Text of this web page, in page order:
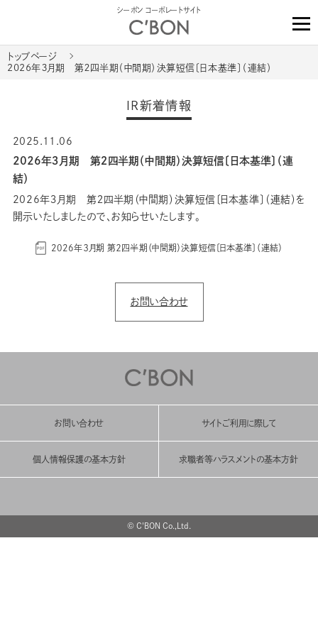
シーボン コーポレートサイト
トップページ
2026年３月期 第２四半期（中間期）決算短信〔日本基準〕（連結）
IR新着情報
2025.11.06
2026年３月期 第２四半期（中間期）決算短信〔日本基準〕（連
結）
2026年３月期 第２四半期（中間期）決算短信〔日本基準〕（連結）を
開示いたしましたので、お知らせいたします。
2026年３月期 第２四半期（中間期）決算短信〔日本基準〕（連結）
お問い合わせ
お問い合わせ サイトご利用に際して
個人情報保護の基本方針 求職者等ハラスメントの基本方針
© C'BON Co.,Ltd.